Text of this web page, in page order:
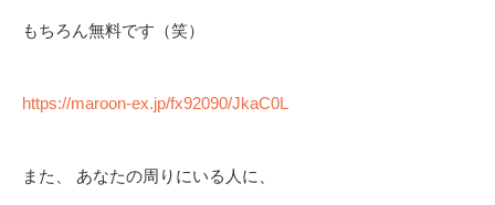
もちろん無料です（笑）
https://maroon-ex.jp/fx92090/JkaC0L
また、 あなたの周りにいる人に、